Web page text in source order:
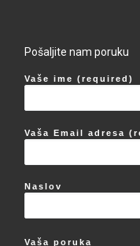
Pošaljite nam poruku
Vaše ime (required)
Vaša Email adresa
Naslov
Vaša poruka